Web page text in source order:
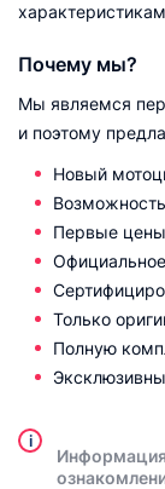
Почему мы?
Мы являемся
и поэтому
Новый
Первые цены
Только
Полную
i
Информация